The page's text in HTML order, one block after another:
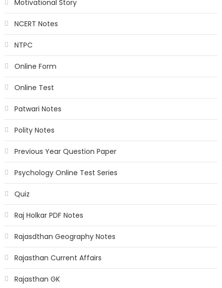
Motivational Story
NCERT Notes
NTPC
Online Form
Online Test
Patwari Notes
Polity Notes
Previous Year Question Paper
Psychology Online Test Series
Quiz
Raj Holkar PDF Notes
Rajasdthan Geography Notes
Rajasthan Current Affairs
Rajasthan GK